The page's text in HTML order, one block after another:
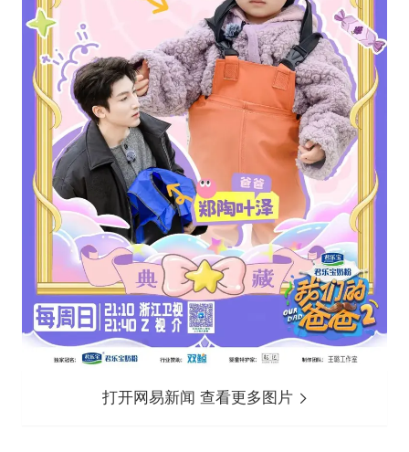
打开网易新闻 查看更多图片